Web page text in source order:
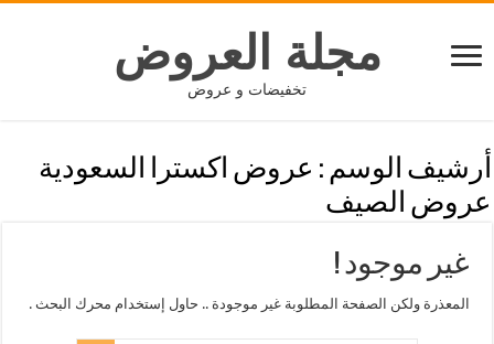
مجلة العروض
تخفيضات و عروض
أرشيف الوسم : عروض اكسترا السعودية
عروض الصيف
غير موجود !
المعذرة ولكن الصفحة المطلوبة غير موجودة .. حاول إستخدام محرك البحث .